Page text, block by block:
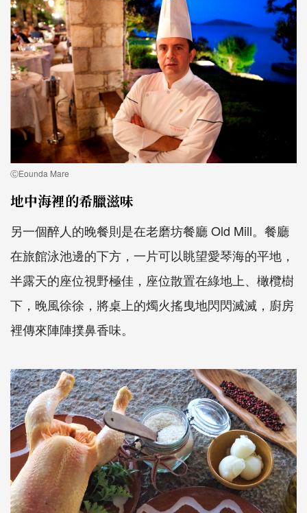
ⒸEounda Mare
地中海裡的希臘滋味
另一個醉人的晚餐則是在老磨坊餐廳 Old Mill。餐廳
在旅館泳池邊的下方，一片可以眺望愛琴海的平地，
半露天的座位視野極佳，座位散置在綠地上、橄欖樹
下，晚風徐徐，將桌上的燭火搖曳地閃閃滅滅，廚房
裡傳來陣陣撲鼻香味。